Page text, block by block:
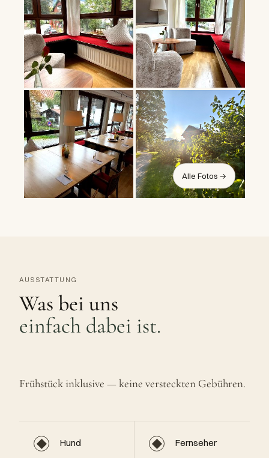
Alle Fotos →
AUSSTATTUNG
Was bei uns
einfach dabei ist.
Frühstück inklusive — keine versteckten Gebühren.
◆ Hund ◆ Fernseher